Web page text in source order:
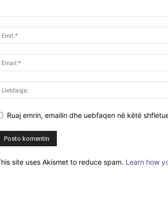
Ruaj emrin, emailin dhe uebfaqen në këtë
site uses Akismet to reduce spam. Learn how